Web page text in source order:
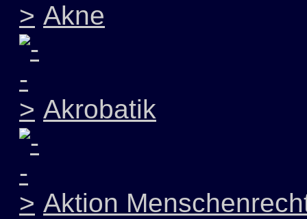
Akne
Akrobatik
Aktion